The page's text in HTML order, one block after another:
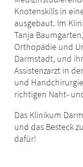
Knotenskills in
ausgebaut. Im
Tanja
Orthopädie und
Darmstadt, und
Assistenzarzt in
und
richtigen Naht-
Das Klinikum
und das Besteck
dafür!